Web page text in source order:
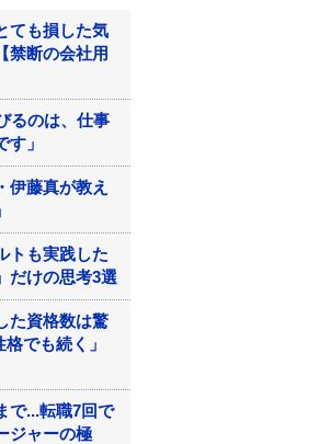
ても損した気
断の会社用
るのは、仕事
」
伊藤真が教え
トも実践した
だけの思考3選
た資格数は驚
でも続く」
で...転職7回で
ジャーの極